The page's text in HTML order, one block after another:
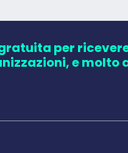
per
e molto